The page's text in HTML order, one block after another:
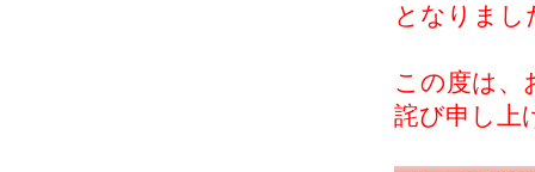
となりまし
この度は、
詫び申し上